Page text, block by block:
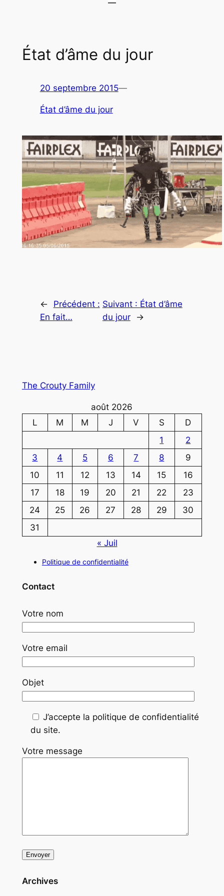
État d’âme du jour
20 septembre 2015—
État d’âme du jour
←
Précédent :
En fait…
Suivant : État d’âme
du jour
→
The Crouty Family
août 2026
L
M M J V S
D
1
2
3
4 5 6 7 8
9
10
11 12 13 14 15
16
17
18 19 20 21 22
23
24
25 26 27 28 29
30
31
« Juil
Politique de confidentialité
Contact
Votre nom
Votre email
Objet
J’accepte la politique de confidentialité
du site.
Votre message
Archives